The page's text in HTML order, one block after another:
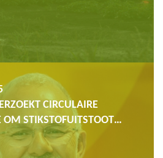
CIRCULAIRE
OM STIKSTOFUITSTOOT…